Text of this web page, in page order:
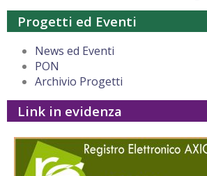
Progetti ed Eventi
News ed Eventi
PON
Archivio Progetti
Link in evidenza